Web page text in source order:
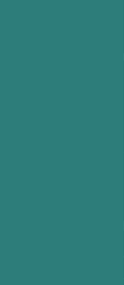
Responsable
réglementations
Assuré la pleine
processus
budgétaires de
Conseils
Commencez
d'action qui